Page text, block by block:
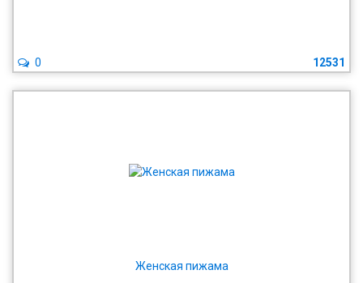
12531
0
Женская пижама